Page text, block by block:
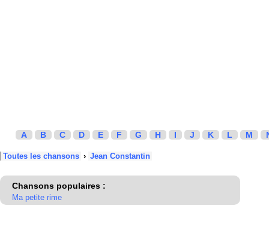
A B C D E F G H I J K L M
Toutes les chansons › Jean Constantin
Chansons populaires :
Ma petite rime